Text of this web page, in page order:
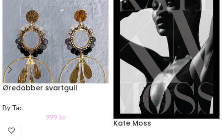
Øredobber svartgull
By Tac
999 kr
Kate Moss